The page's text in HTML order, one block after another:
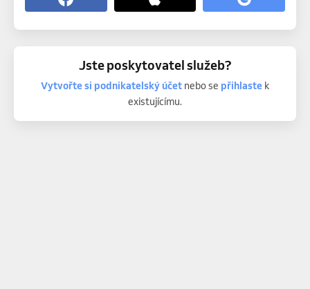
Jste poskytovatel služeb?
Vytvořte si podnikatelský účetnebo se přihlastek
existujícímu.